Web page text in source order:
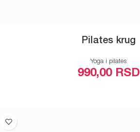
Pilates krug
Yoga i pilates
990,00 RSD